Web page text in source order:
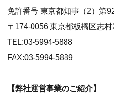
免許番号 東京都知事（2）第
〒174-0056 東京都板橋区志
TEL:03-5994-5888
FAX:03-5994-5889
【弊社運営事業のご紹介】